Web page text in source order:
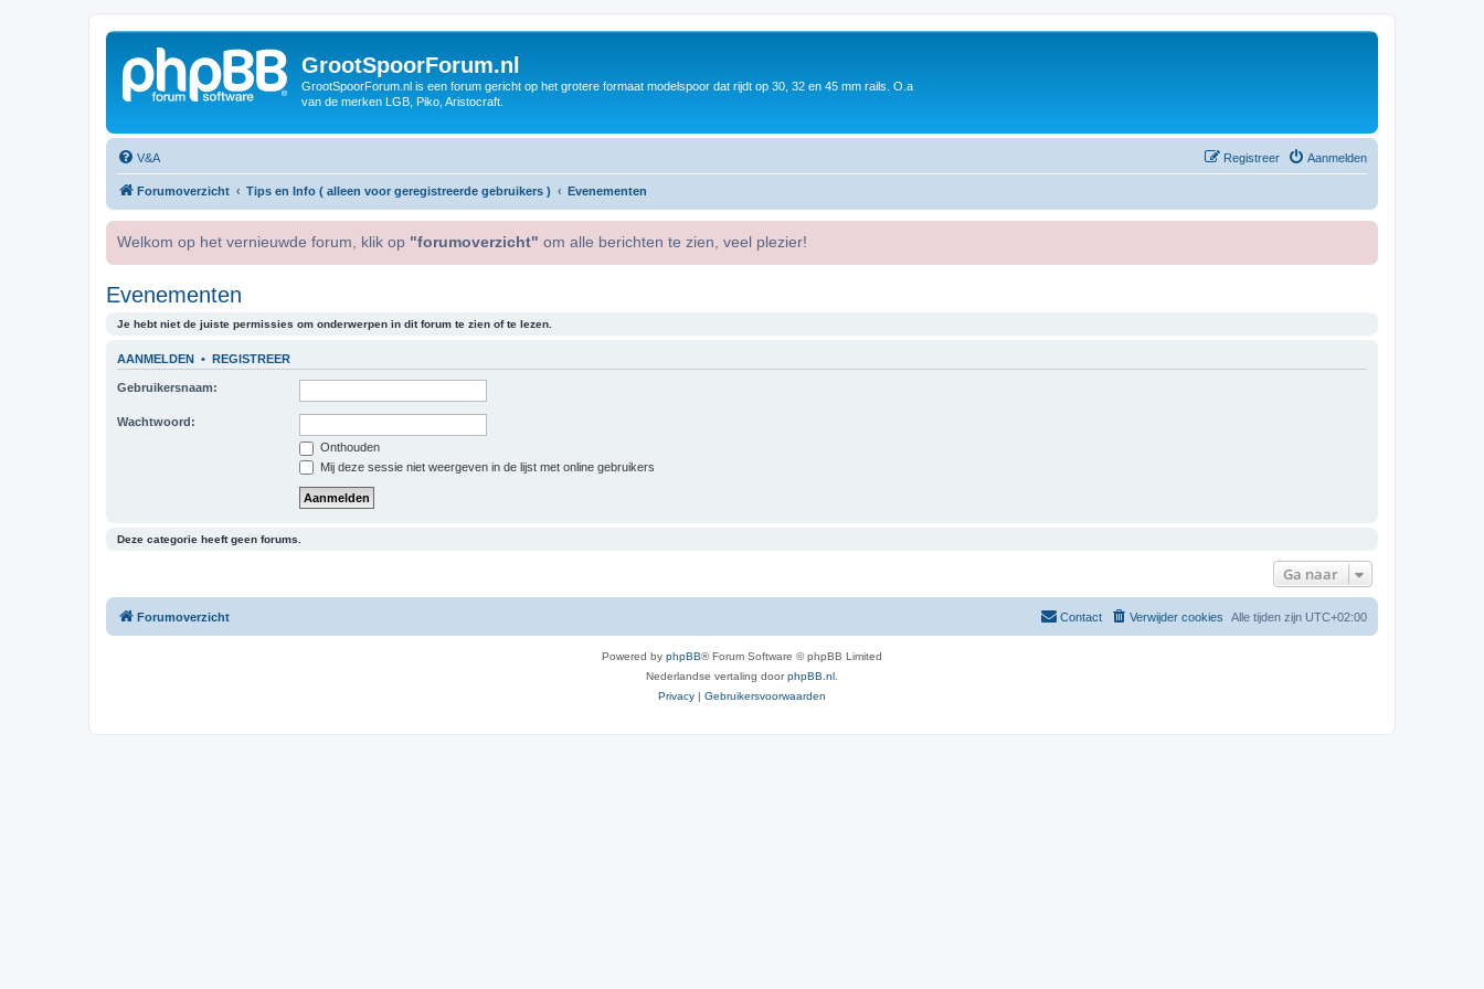
GrootSpoorForum.nl
GrootSpoorForum.nl is een forum gericht op het grotere formaat modelspoor dat rijdt op 30, 32 en 45 mm rails. O.a
van de merken LGB, Piko, Aristocraft.
V&A Aanmelden
Registreer
Forumoverzicht Tips en Info ( alleen voor geregistreerde gebruikers ) Evenementen
Welkom op het vernieuwde forum, klik op "forumoverzicht" om alle berichten te zien, veel plezier!
Evenementen
Je hebt niet de juiste permissies om onderwerpen in dit forum te zien of te lezen.
AANMELDEN • REGISTREER
Gebruikersnaam:
Wachtwoord:
Onthouden
Mij deze sessie niet weergeven in de lijst met online gebruikers
Deze categorie heeft geen forums.
Ga naar
Forumoverzicht Alle tijden zijn UTC+02:00
Verwijder cookies
Contact
Powered by phpBB® Forum Software © phpBB Limited
Nederlandse vertaling doorphpBB.nl.
Privacy | Gebruikersvoorwaarden